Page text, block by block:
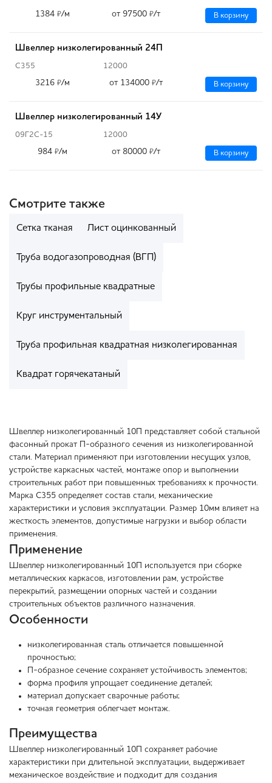
1384 ₽/м от 97500 ₽/т В корзину
Швеллер низколегированный 24П
С355 12000
3216 ₽/м от 134000 ₽/т В корзину
Швеллер низколегированный 14У
09Г2С-15 12000
984 ₽/м от 80000 ₽/т В корзину
Смотрите также
Сетка тканая Лист оцинкованный
Труба водогазопроводная (ВГП)
Трубы профильные квадратные
Круг инструментальный
Труба профильная квадратная низколегированная
Квадрат горячекатаный
Швеллер низколегированный 10П представляет собой стальной
фасонный прокат П-образного сечения из низколегированной
стали. Материал применяют при изготовлении несущих узлов,
устройстве каркасных частей, монтаже опор и выполнении
строительных работ при повышенных требованиях к прочности.
Марка С355 определяет состав стали, механические
характеристики и условия эксплуатации. Размер 10мм влияет на
жесткость элементов, допустимые нагрузки и выбор области
применения.
Применение
Швеллер низколегированный 10П используется при сборке
металлических каркасов, изготовлении рам, устройстве
перекрытий, размещении опорных частей и создании
строительных объектов различного назначения.
Особенности
низколегированная сталь отличается повышенной
прочностью;
П-образное сечение сохраняет устойчивость элементов;
форма профиля упрощает соединение деталей;
материал допускает сварочные работы;
точная геометрия облегчает монтаж.
Преимущества
Швеллер низколегированный 10П сохраняет рабочие
характеристики при длительной эксплуатации, выдерживает
механическое воздействие и подходит для создания